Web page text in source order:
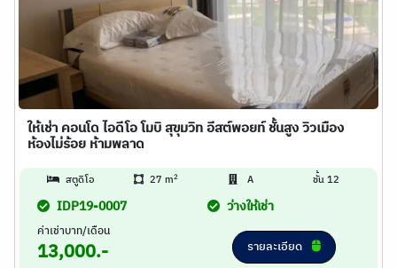
ให้เช่า คอนโด ไอดีโอ โมบิ สุขุมวิท อีสต์พอยท์ ชั้นสูง วิวเมือง
ห้องไม่ร้อย ห้ามพลาด
สตูดิโอ 27 m2 A ชั้น 12
IDP19-0007 ว่างให้เช่า
ค่าเช่าบาท/เดือน
13,000.- รายละเอียด